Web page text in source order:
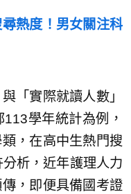
熱度！男女關注科
「實際就讀人數」
學年統計為例，
，在高中生熱門搜
析，近年護理人力
，即便具備國考證